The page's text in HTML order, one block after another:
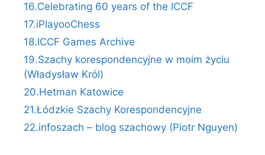
16.Celebrating 60 years of the ICCF
17.iPlayooChess
18.ICCF Games Archive
19.Szachy korespondencyjne w moim życiu
(Władysław Król)
20.Hetman Katowice
21.Łódzkie Szachy Korespondencyjne
22.infoszach – blog szachowy (Piotr Nguyen)